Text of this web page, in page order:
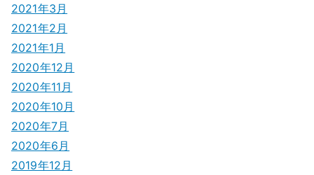
2021年3月
2021年2月
2021年1月
2020年12月
2020年11月
2020年10月
2020年7月
2020年6月
2019年12月